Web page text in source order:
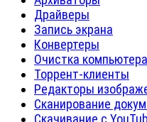
Драйверы
Запись экрана
Конвертеры
Очистка компьютера
Торрент-клиенты
Редакторы
Сканирование
Скачивание с